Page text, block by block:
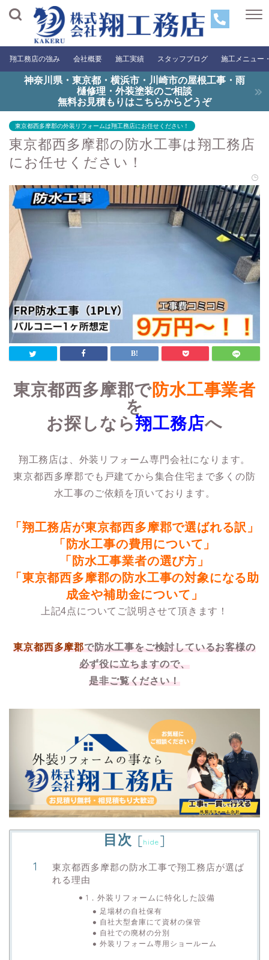
翔工務店の強み 会社概要 施工実績 スタッフブログ 施工メニュー
神奈川県・東京都・横浜市・川崎市の屋根工事・雨
樋修理・外装塗装のご相談
無料お見積もりはこちらからどうぞ
東京都西多摩郡の外装リフォームは翔工務店にお任せください！
東京都西多摩郡の防水工事は翔工務店
にお任せください！
東京都西多摩郡で防水工事業者
を
お探しなら翔工務店へ
翔工務店は、外装リフォーム専門会社になります。
東京都西多摩郡でも戸建てから集合住宅まで多くの防
水工事のご依頼を頂いております。
「翔工務店が東京都西多摩郡で選ばれる訳」
「防水工事の費用について」
「防水工事業者の選び方」
「東京都西多摩郡の防水工事の対象になる助
成金や補助金について」
上記4点についてご説明させて頂きます！
東京都西多摩郡で防水工事をご検討しているお客様の
必ず役に立ちますので、
是非ご覧ください！
目次 [hide ]
東京都西多摩郡の防水工事で翔工務店が選ば
れる理由
1．外装リフォームに特化した設備
足場材の自社保有
自社大型倉庫にて資材の保管
自社での廃材の分別
外装リフォーム専用ショールーム